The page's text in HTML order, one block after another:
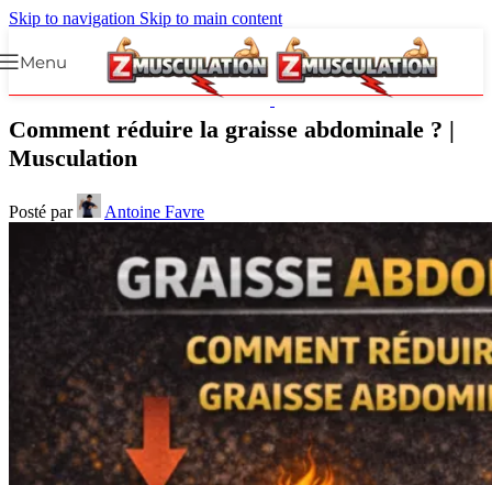
Skip to navigation Skip to main content
Menu
Comment réduire la graisse abdominale ? |
Musculation
Posté par Antoine Favre